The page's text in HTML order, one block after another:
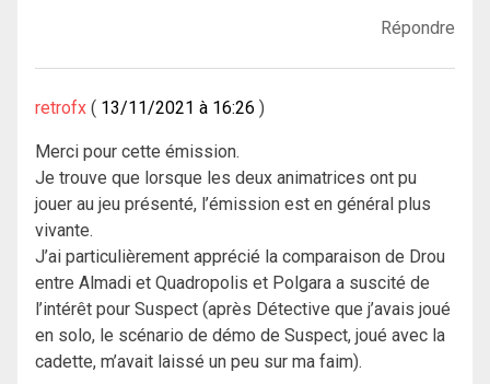
Répondre
retrofx 13/11/2021 à 16:26
Merci pour cette émission.
Je trouve que lorsque les deux animatrices ont pu
jouer au jeu présenté, l’émission est en général plus
vivante.
J’ai particulièrement apprécié la comparaison de Drou
entre Almadi et Quadropolis et Polgara a suscité de
l’intérêt pour Suspect (après Détective que j’avais joué
en solo, le scénario de démo de Suspect, joué avec la
cadette, m’avait laissé un peu sur ma faim).